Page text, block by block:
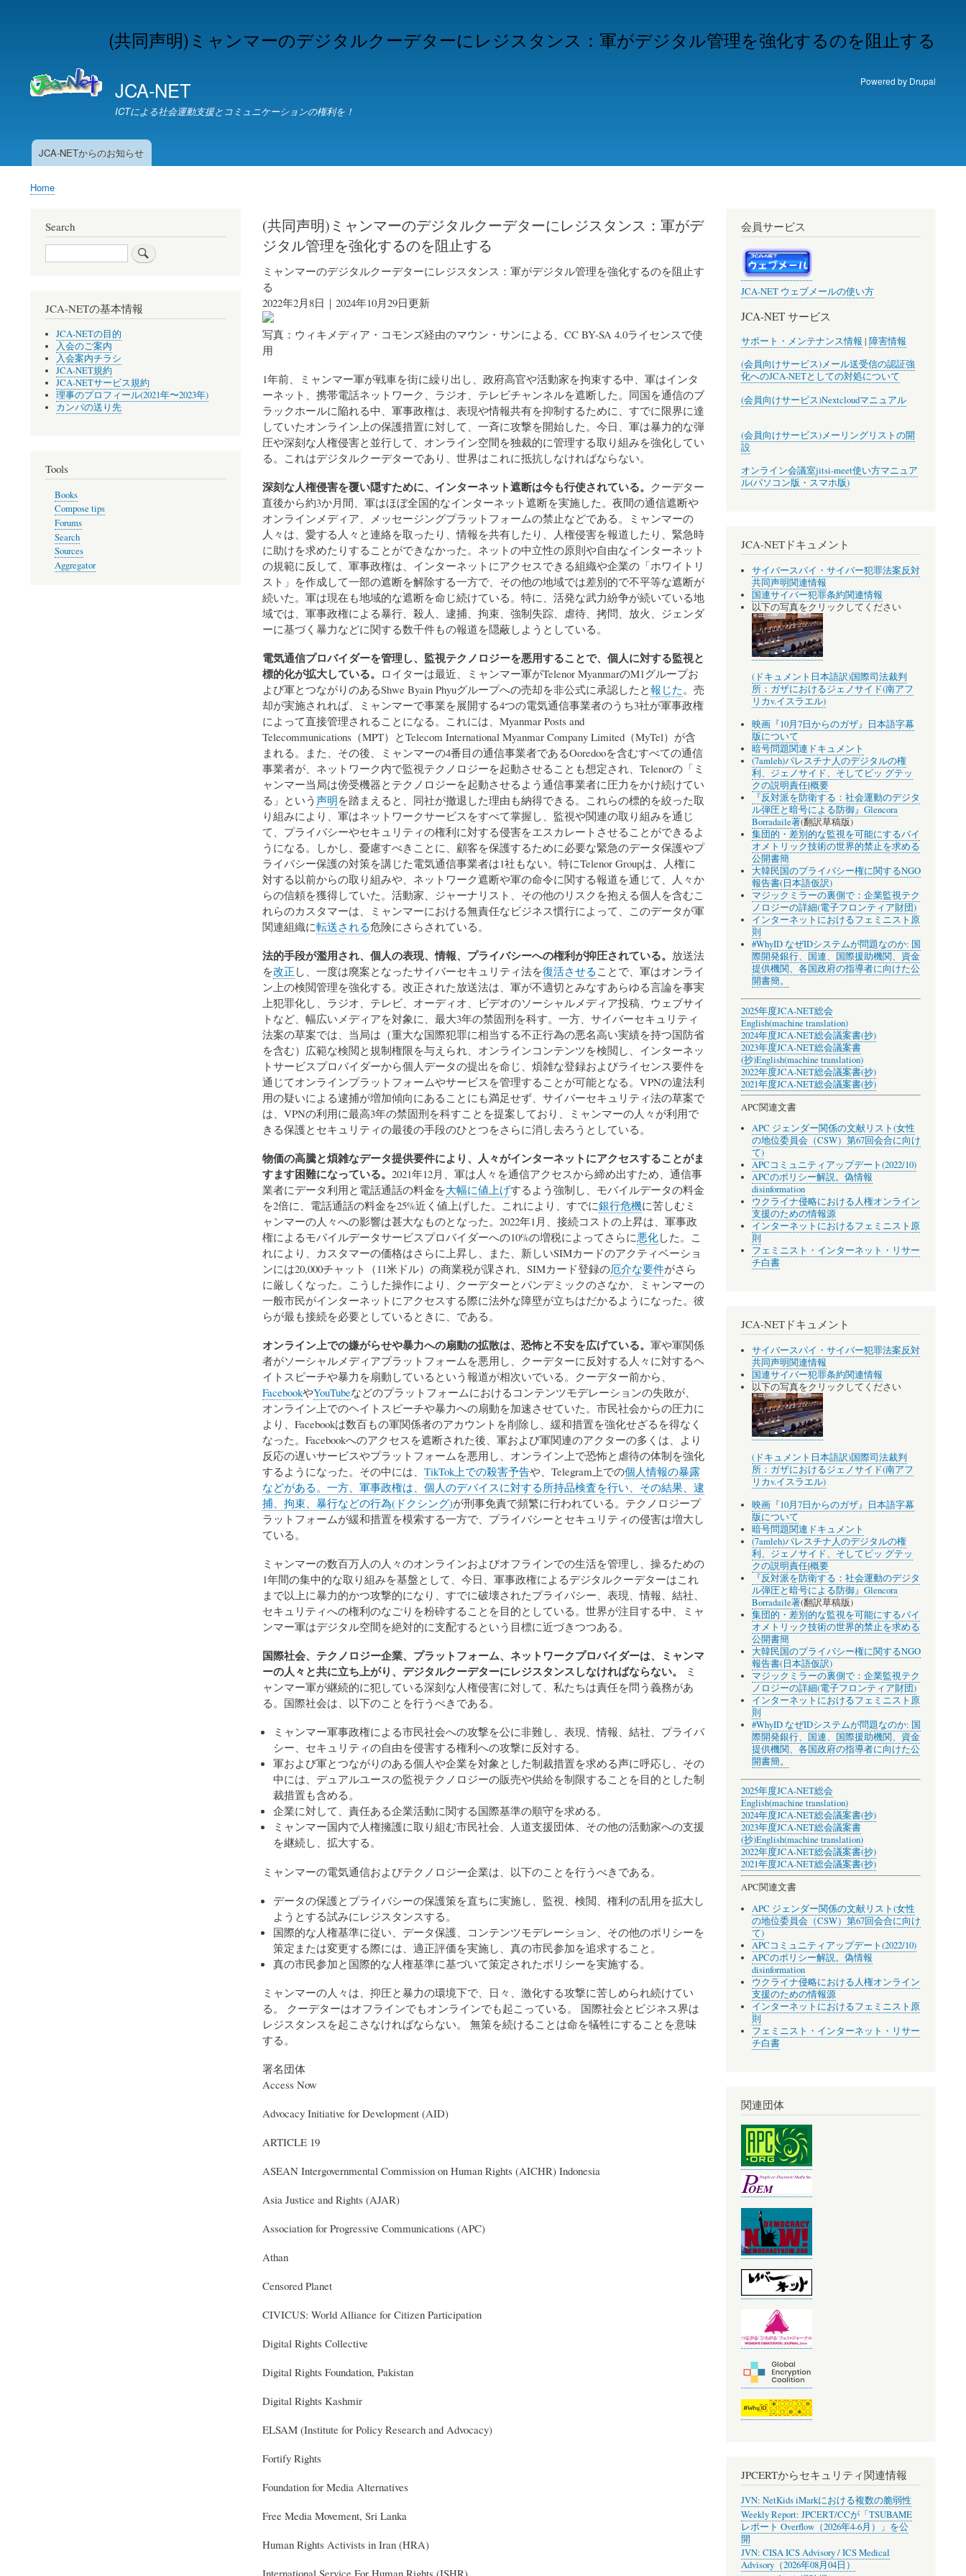
main
(共同声明)ミャンマーのデジタルクーデターにレジスタンス：軍がデジタル管理を強化するのを阻止する
JCA-NET
ICTによる社会運動支援とコミュニケーションの権利を！
Powered by Drupal
ら
JCA-NETからのお知らせ
Breadcrumb
Home
(共同声明)ミャンマーのデジタルクーデターにレジスタンス：軍がデ
ジタル管理を強化するのを阻止する
ミャンマーのデジタルクーデターにレジスタンス：軍がデジタル管理を強化するのを阻止す
る
2022年2月8日｜2024年10月29日更新
写真：ウィキメディア・コモンズ経由のマウン・サンによる、CC BY-SA 4.0ライセンスで使
用
1年前、ミャンマー軍が戦車を街に繰り出し、政府高官や活動家を拘束する中、軍はインタ
ーネット、携帯電話ネットワーク、ラジオ、テレビチャンネルを遮断した。同国を通信のブ
ラックホールに陥れる中、軍事政権は、表現や情報共有を抑制するために、すでに限界に達
していたオンライン上の保護措置に対して、一斉に攻撃を開始した。今日、軍は暴力的な弾
圧や深刻な人権侵害と並行して、オンライン空間を独裁的に管理する取り組みを強化してい
る。これはデジタルクーデターであり、世界はこれに抵抗しなければならない。
深刻な人権侵害を覆い隠すために、インターネット遮断は今も行使されている。 クーデター
直後から約3か月間、軍はほぼ全国的なインターネット遮断を実施した。夜間の通信遮断や
オンラインメディア、メッセージングプラットフォームの禁止などである。ミャンマーの
人々は、愛する人々と連絡を取ったり、情報を共有したり、人権侵害を報道したり、緊急時
に助けを求めたりすることができなかった。ネットの中立性の原則や自由なインターネット
の規範に反して、軍事政権は、インターネットにアクセスできる組織や企業の「ホワイトリ
スト」を作成して一部の遮断を解除する一方で、その他の地域では差別的で不平等な遮断が
続いた。軍は現在も地域的な遮断を命じ続けている。特に、活発な武力紛争が続いている地
域では、軍事政権による暴行、殺人、逮捕、拘束、強制失踪、虐待、拷問、放火、ジェンダ
ーに基づく暴力などに関する数千件もの報道を隠蔽しようとしている。
電気通信プロバイダーを管理し、監視テクノロジーを悪用することで、個人に対する監視と
標的化が拡大している。 ロイターは最近、ミャンマー軍がTelenor MyanmarのM1グループお
よび軍とつながりのあるShwe Byain Phyuグループへの売却を非公式に承認したと報じた。売
却が実施されれば、ミャンマーで事業を展開する4つの電気通信事業者のうち3社が軍事政権
によって直接管理されることになる。これには、Myanmar Posts and
Telecommunications（MPT）とTelecom International Myanmar Company Limited（MyTel）が含
まれる。また、その後、ミャンマーの4番目の通信事業者であるOoredooを含むすべての通信
事業者が、ネットワーク内で監視テクノロジーを起動させることも想定され、Telenorの「ミ
ャンマー当局は傍受機器とテクノロジーを起動させるよう通信事業者に圧力をかけ続けてい
る」という 声明を踏まえると、同社が撤退した理由も納得できる。これらの標的を絞った取
り組みにより、軍はネットワークサービスをすべて掌握し、監視や関連の取り組みを通じ
て、プライバシーやセキュリティの権利に対する侵害をエスカレートさせることができるよ
うになる。しかし、憂慮すべきことに、顧客を保護するために必要な緊急のデータ保護やプ
ライバシー保護の対策を講じた電気通信事業者は1社もない。特にTelenor Groupは、人権に
対する以前からの取り組みや、ネットワーク遮断や軍の命令に関する報道を通じて、人々か
らの信頼を獲得していた。活動家、ジャーナリスト、その他のリスクを抱える個人を含むこ
れらのカスタマーは、ミャンマーにおける無責任なビジネス慣行によって、このデータが軍
関連組織に転送される危険にさらされている。
法的手段が濫用され、個人の表現、情報、プライバシーへの権利が抑圧されている。 放送法
を改正 し、一度は廃案となったサイバーセキュリティ法を復活させる ことで、軍はオンライ
ン上の検閲管理を強化する。改正された放送法は、軍が不適切とみなすあらゆる言論を事実
上犯罪化し、ラジオ、テレビ、オーディオ、ビデオのソーシャルメディア投稿、ウェブサイ
トなど、幅広いメディアを対象に、最大3年の禁固刑を科す。一方、サイバーセキュリティ
法案の草案では、当局は（重大な国際犯罪に相当する不正行為の悪名高い実績を持つ国防省
を含む）広範な検閲と規制権限を与えられ、オンラインコンテンツを検閲し、インターネッ
トサービスプロバイダーから個人データの提出を命じ、煩雑な登録およびライセンス要件を
通じてオンラインプラットフォームやサービスを管理することが可能となる。VPNの違法利
用の疑いによる逮捕が増加傾向にあることにも満足せず、サイバーセキュリティ法の草案で
は、VPNの利用に最高3年の禁固刑を科すことを提案しており、ミャンマーの人々が利用で
きる保護とセキュリティの最後の手段のひとつをさらに消し去ろうとしている。
物価の高騰と煩雑なデータ提供要件により、人々がインターネットにアクセスすることがま
すます困難になっている。 2021年12月、軍は人々を通信アクセスから締め出すため、通信事
業者にデータ利用と電話通話の料金を大幅に値上げするよう強制し、モバイルデータの料金
を2倍に、電話通話の料金を25%近く値上げした。これにより、すでに銀行危機に苦しむミ
ャンマーの人々への影響は甚大なものとなった。2022年1月、接続コストの上昇は、軍事政
権によるモバイルデータサービスプロバイダーへの10%の増税によってさらに悪化した。こ
れにより、カスタマーの価格はさらに上昇し、また、新しいSIMカードのアクティベーショ
ンには20,000チャット（11米ドル）の商業税が課され、SIMカード登録の厄介な要件がさら
に厳しくなった。こうした操作により、クーデターとパンデミックのさなか、ミャンマーの
一般市民がインターネットにアクセスする際に法外な障壁が立ちはだかるようになった。彼
らが最も接続を必要としているときに、である。
オンライン上での嫌がらせや暴力への扇動の拡散は、恐怖と不安を広げている。 軍や軍関係
者がソーシャルメディアプラットフォームを悪用し、クーデターに反対する人々に対するヘ
イトスピーチや暴力を扇動しているという報道が相次いでいる。クーデター前から、
FacebookやYouTubeなどのプラットフォームにおけるコンテンツモデレーションの失敗が、
オンライン上でのヘイトスピーチや暴力への扇動を加速させていた。市民社会からの圧力に
より、Facebookは数百もの軍関係者のアカウントを削除し、緩和措置を強化せざるを得なく
なった。Facebookへのアクセスを遮断された後、軍および軍関連のアクターの多くは、より
反応の遅いサービスやプラットフォームを悪用し、オンライン上で恐怖と虐待の体制を強化
するようになった。その中には、 TikTok上での殺害予告や、Telegram上での個人情報の暴露
などがある。一方、軍事政権は、個人のデバイスに対する所持品検査を行い、その結果、逮
捕、拘束、暴行などの行為(ドクシング)が刑事免責で頻繁に行われている。テクノロジープ
ラットフォームが緩和措置を模索する一方で、プライバシーとセキュリティの侵害は増大し
ている。
ミャンマーの数百万人の人々のオンラインおよびオフラインでの生活を管理し、操るための
1年間の集中的な取り組みを基盤として、今日、軍事政権によるデジタルクーデターはこれ
まで以上に暴力的かつ攻撃的になり、すでに破壊されたプライバシー、表現、情報、結社、
セキュリティへの権利のなごりを粉砕することを目的としている。世界が注目する中、ミャ
ンマー軍はデジタル空間を絶対的に支配するという目標に近づきつつある。
国際社会、テクノロジー企業、プラットフォーム、ネットワークプロバイダーは、ミャンマ
ーの人々と共に立ち上がり、デジタルクーデターにレジスタンスしなければならない。
ミ
ャンマー軍が継続的に犯している深刻な人権侵害に対して、私たちは責任を問う義務があ
る。国際社会は、以下のことを行うべきである。
ミャンマー軍事政権による市民社会への攻撃を公に非難し、表現、情報、結社、プライバ
シー、セキュリティの自由を侵害する権利への攻撃に反対する。
軍および軍とつながりのある個人や企業を対象とした制裁措置を求める声に呼応し、その
中には、デュアルユースの監視テクノロジーの販売や供給を制限することを目的とした制
裁措置も含める。
企業に対して、責任ある企業活動に関する国際基準の順守を求める。
ミャンマー国内で人権擁護に取り組む市民社会、人道支援団体、その他の活動家への支援
を継続し、拡大する。
ミャンマーの電気通信およびテクノロジー企業は、以下のことを行うべきである。
データの保護とプライバシーの保護策を直ちに実施し、監視、検閲、権利の乱用を拡大し
ようとする試みにレジスタンスする。
国際的な人権基準に従い、データ保護、コンテンツモデレーション、その他のポリシーを
策定または変更する際には、適正評価を実施し、真の市民参加を追求すること。
真の市民参加と国際的な人権基準に基づいて策定されたポリシーを実施する。
ミャンマーの人々は、抑圧と暴力の環境下で、日々、激化する攻撃に苦しめられ続けてい
る。 クーデターはオフラインでもオンラインでも起こっている。 国際社会とビジネス界は
レジスタンスを起こさなければならない。 無策を続けることは命を犠牲にすることを意味
する。
署名団体
Access Now
Advocacy Initiative for Development (AID)
ARTICLE 19
ASEAN Intergovernmental Commission on Human Rights (AICHR) Indonesia
Asia Justice and Rights (AJAR)
Association for Progressive Communications (APC)
Athan
Censored Planet
CIVICUS: World Alliance for Citizen Participation
Digital Rights Collective
Digital Rights Foundation, Pakistan
Digital Rights Kashmir
ELSAM (Institute for Policy Research and Advocacy)
Fortify Rights
Foundation for Media Alternatives
Free Media Movement, Sri Lanka
Human Rights Activists in Iran (HRA)
Search
Search
JCA-NETの基本情報
JCA-NETの目的
入会のご案内
入会案内チラシ
JCA-NET規約
JCA-NETサービス規約
理事のプロフィール(2021年〜2023年)
カンパの送り先
Tools
Books
Compose tips
Forums
Search
Sources
Aggregator
会員サービス
JCA-NET ウェブメールの使い方
JCA-NET サービス
サポート・メンテナンス情報 | 障害情報
(会員向けサービス)メール送受信の認証強
化へのJCA-NETとしての対処について
(会員向けサービス)Nextcloudマニュアル
(会員向けサービス)メーリングリストの開
設
オンライン会議室jitsi-meet使い方マニュア
ル(パソコン版・スマホ版)
JCA-NETドキュメント
サイバースパイ・サイバー犯罪法案反対
共同声明関連情報
国連サイバー犯罪条約関連情報
以下の写真をクリックしてください
(ドキュメント日本語訳)国際司法裁判
所：ガザにおけるジェノサイド(南アフ
リカv.イスラエル)
映画『10月7日からのガザ』日本語字幕
版について
暗号問題関連ドキュメント
(7amleh)パレスチナ人のデジタルの権
利、ジェノサイド、そしてビッ グテッ
クの説明責任|概要
『反対派を防衛する：社会運動のデジタ
ル弾圧と暗号による防御』Glencora
Borradaile著(翻訳草稿版)
集団的・差別的な監視を可能にするバイ
オメトリック技術の世界的禁止を求める
公開書簡
大韓民国のプライバシー権に関するNGO
報告書(日本語仮訳)
マジックミラーの裏側で：企業監視テク
ノロジーの詳細(電子フロンティア財団)
インターネットにおけるフェミニスト原
則
#WhyID なぜIDシステムが問題なのか: 国
際開発銀行、国連、国際援助機関、資金
提供機関、各国政府の指導者に向けた公
開書簡。
2025年度JCA-NET総会
English(machine translation)
2024年度JCA-NET総会議案書(抄)
2023年度JCA-NET総会議案書
(抄)English(machine translation)
2022年度JCA-NET総会議案書(抄)
2021年度JCA-NET総会議案書(抄)
APC関連文書
APC ジェンダー関係の文献リスト(女性
の地位委員会（CSW）第67回会合に向け
て)
APCコミュニティアップデート(2022/10)
APCのポリシー解説。偽情報
disinformation
ウクライナ侵略における人権オンライン
支援のための情報源
インターネットにおけるフェミニスト原
則
フェミニスト・インターネット・リサー
チ白書
JCA-NETドキュメント
サイバースパイ・サイバー犯罪法案反対
共同声明関連情報
国連サイバー犯罪条約関連情報
以下の写真をクリックしてください
(ドキュメント日本語訳)国際司法裁判
所：ガザにおけるジェノサイド(南アフ
リカv.イスラエル)
映画『10月7日からのガザ』日本語字幕
版について
暗号問題関連ドキュメント
(7amleh)パレスチナ人のデジタルの権
利、ジェノサイド、そしてビッ グテッ
クの説明責任|概要
『反対派を防衛する：社会運動のデジタ
ル弾圧と暗号による防御』Glencora
Borradaile著(翻訳草稿版)
集団的・差別的な監視を可能にするバイ
オメトリック技術の世界的禁止を求める
公開書簡
大韓民国のプライバシー権に関するNGO
報告書(日本語仮訳)
マジックミラーの裏側で：企業監視テク
ノロジーの詳細(電子フロンティア財団)
インターネットにおけるフェミニスト原
則
#WhyID なぜIDシステムが問題なのか: 国
際開発銀行、国連、国際援助機関、資金
提供機関、各国政府の指導者に向けた公
開書簡。
2025年度JCA-NET総会
English(machine translation)
2024年度JCA-NET総会議案書(抄)
2023年度JCA-NET総会議案書
(抄)English(machine translation)
2022年度JCA-NET総会議案書(抄)
2021年度JCA-NET総会議案書(抄)
APC関連文書
APC ジェンダー関係の文献リスト(女性
の地位委員会（CSW）第67回会合に向け
て)
APCコミュニティアップデート(2022/10)
APCのポリシー解説。偽情報
disinformation
ウクライナ侵略における人権オンライン
支援のための情報源
インターネットにおけるフェミニスト原
則
フェミニスト・インターネット・リサー
チ白書
関連団体
JPCERTからセキュリティ関連情報
JVN: NetKids iMarkにおける複数の脆弱性
Weekly Report: JPCERT/CCが「TSUBAME
レポート Overflow（2026年4-6月）」を公
開
JVN: CISA ICS Advisory / ICS Medical
Advisory（2026年08月04日）